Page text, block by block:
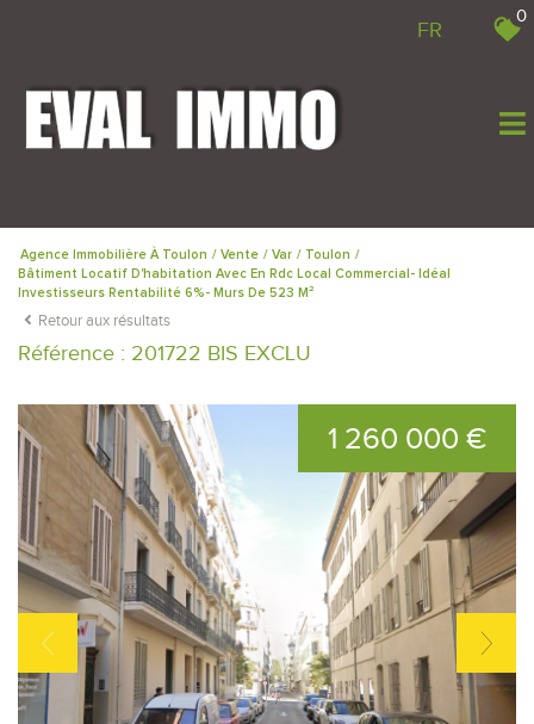
FR
0
Agence Immobilière À Toulon Vente Var
Toulon
Bâtiment Locatif D'habitation Avec En Rdc Local Commercial- Idéal
Investisseurs Rentabilité 6%- Murs De 523 M²
Retour aux résultats
Référence : 201722 BIS EXCLU
1 260 000 €